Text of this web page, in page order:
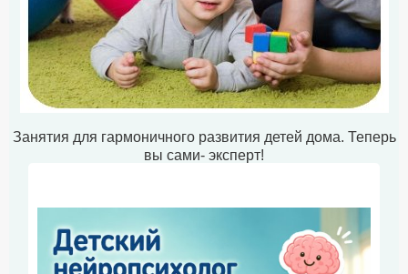
Занятия для гармоничного развития детей дома. Теперь
вы сами- эксперт!